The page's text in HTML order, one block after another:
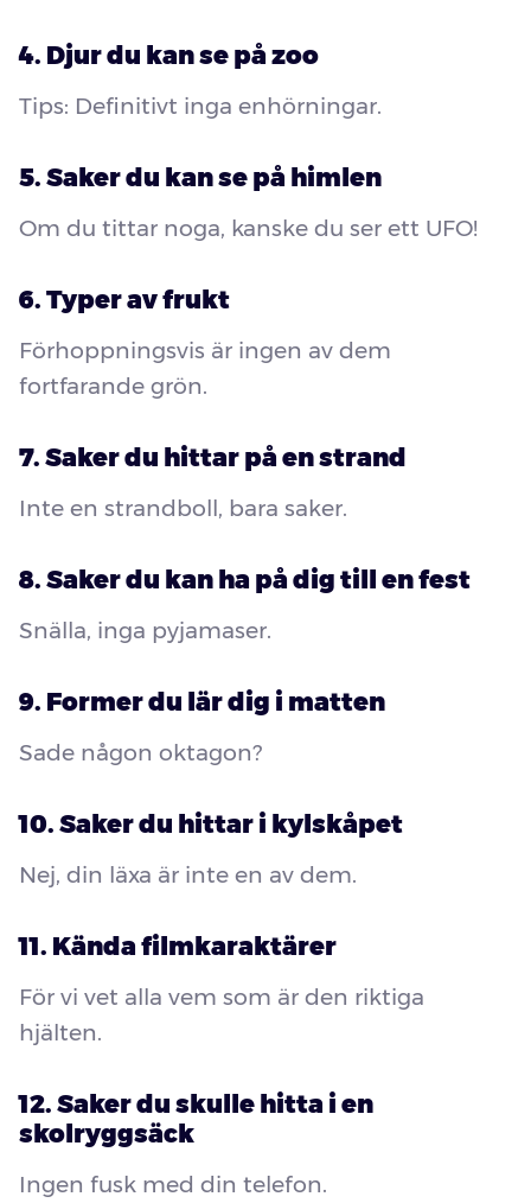
4. Djur du kan se på zoo
Tips: Definitivt inga enhörningar.
5. Saker du kan se på himlen
Om du tittar noga, kanske du ser ett UFO!
6. Typer av frukt
Förhoppningsvis är ingen av dem
fortfarande grön.
7. Saker du hittar på en strand
Inte en strandboll, bara saker.
8. Saker du kan ha på dig till en fest
Snälla, inga pyjamaser.
9. Former du lär dig i matten
Sade någon oktagon?
10. Saker du hittar i kylskåpet
Nej, din läxa är inte en av dem.
11. Kända filmkaraktärer
För vi vet alla vem som är den riktiga
hjälten.
12. Saker du skulle hitta i en
skolryggsäck
Ingen fusk med din telefon.